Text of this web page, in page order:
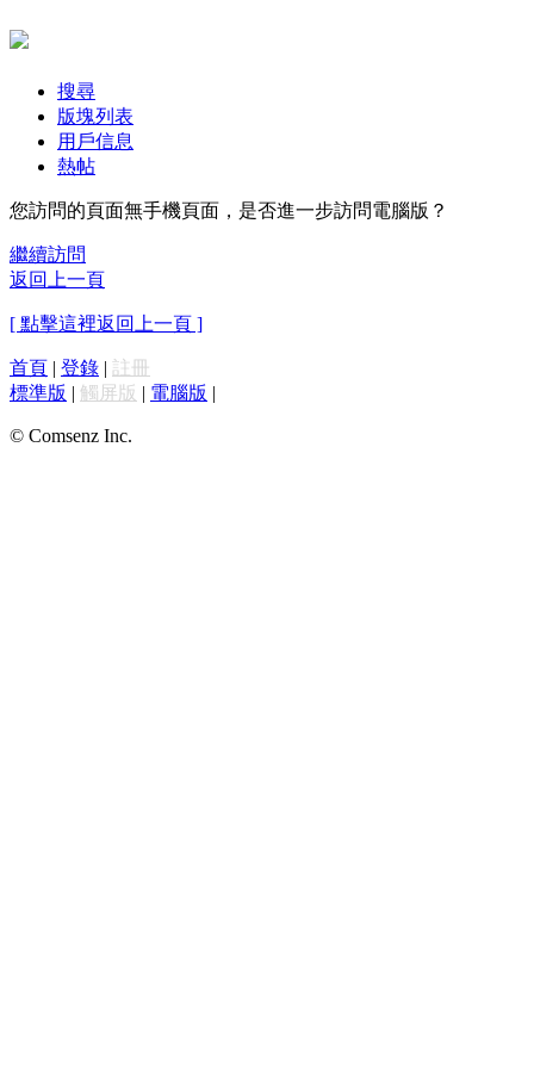
搜尋
版塊列表
用戶信息
熱帖
您訪問的頁面無手機頁面，是否進一步訪問電腦版？
繼續訪問
返回上一頁
[ 點擊這裡返回上一頁 ]
首頁 | 登錄 | 註冊
標準版 | 觸屏版 | 電腦版 |
© Comsenz Inc.